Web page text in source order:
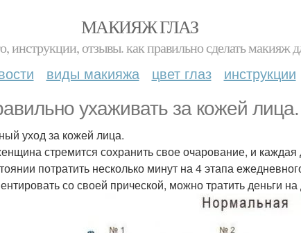
МАКИЯЖ ГЛАЗ
инструкции, отзывы. как правильно сделать макияж
виды макияжа цвет глаз инструкции
ухаживать за кожей лица.
уход за кожей лица.
стремится сохранить свое очарование, и
потратить несколько минут на 4 этапа
со своей прической, можно тратить деньги